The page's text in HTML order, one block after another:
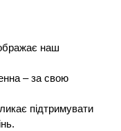
наш
– за свою
підтримувати